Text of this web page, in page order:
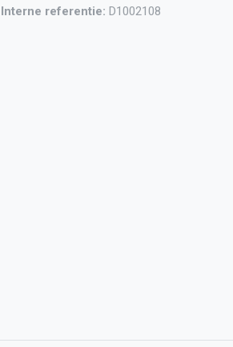
Interne referentie: D1002108